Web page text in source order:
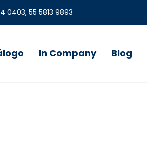
0403, 55 5813 9893
In Company Blog